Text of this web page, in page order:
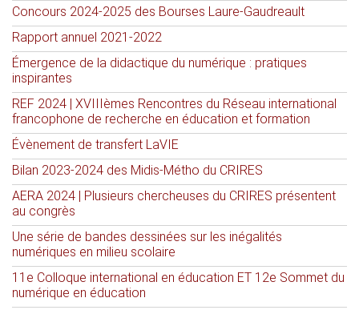
Concours 2024-2025 des Bourses Laure-Gaudreault
Rapport annuel 2021-2022
Émergence de la didactique du numérique : pratiques
inspirantes
REF 2024 | XVIIIèmes Rencontres du Réseau international
francophone de recherche en éducation et formation
Évènement de transfert LaVIE
Bilan 2023-2024 des Midis-Métho du CRIRES
AERA 2024 | Plusieurs chercheuses du CRIRES présentent
au congrès
Une série de bandes dessinées sur les inégalités
numériques en milieu scolaire
11e Colloque international en éducation ET 12e Sommet du
numérique en éducation